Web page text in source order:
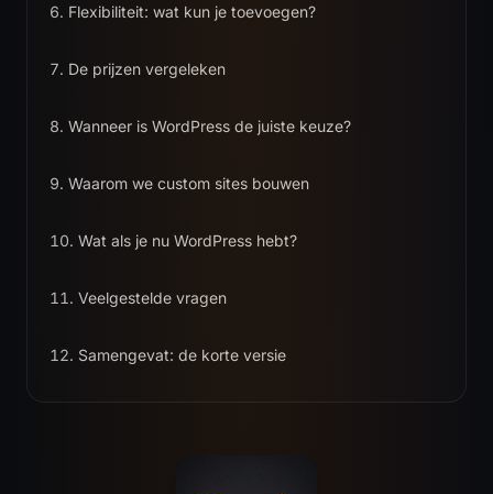
Flexibiliteit: wat kun je toevoegen?
De prijzen vergeleken
Wanneer is WordPress de juiste keuze?
Waarom we custom sites bouwen
Wat als je nu WordPress hebt?
Veelgestelde vragen
Samengevat: de korte versie